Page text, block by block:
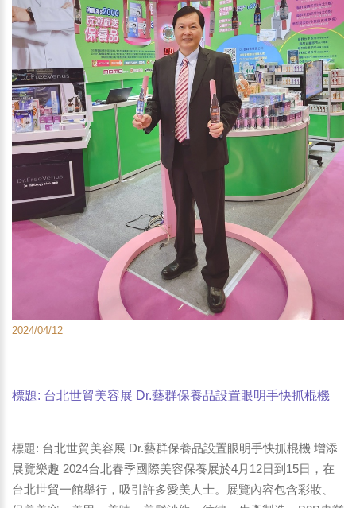
2024/04/12
標題: 台北世貿美容展 Dr.藝群保養品設置眼明手快抓棍機
標題: 台北世貿美容展 Dr.藝群保養品設置眼明手快抓棍機 增添
展覽樂趣 2024台北春季國際美容保養展於4月12日到15日，在
台北世貿一館舉行，吸引許多愛美人士。展覽內容包含彩妝、